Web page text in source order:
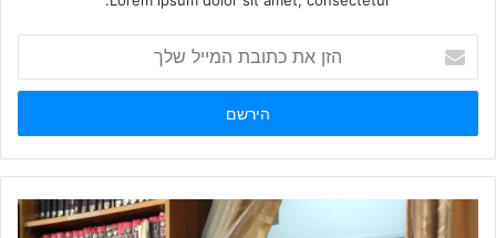
את
כתובת
שלך